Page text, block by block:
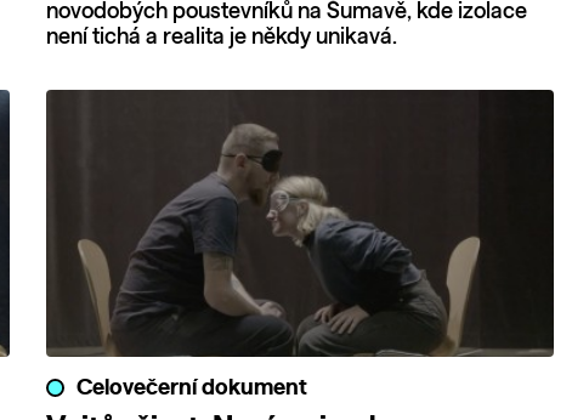
novodobých poustevníků na Šumavě, kde izolace
není tichá a realita je někdy unikavá.
Celovečerní dokument